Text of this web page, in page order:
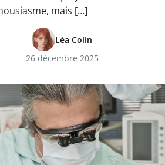
mais […]
Léa Colin
26 décembre 2025